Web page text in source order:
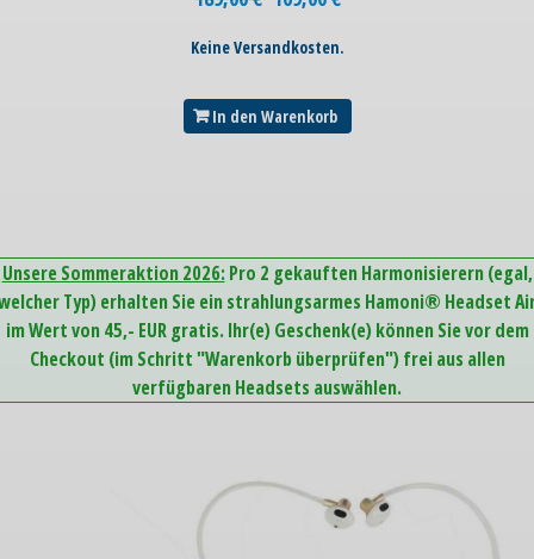
Keine Versandkosten.
In den Warenkorb
Unsere Sommeraktion 2026: Pro 2 gekauften Harmonisierern (egal,
Typ) erhalten Sie ein strahlungsarmes Hamoni® Headset
im Wert von 45,- EUR gratis. Ihr(e) Geschenk(e) können Sie vor dem
Checkout (im Schritt "Warenkorb überprüfen") frei aus allen
verfügbaren Headsets auswählen.